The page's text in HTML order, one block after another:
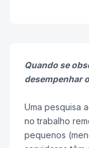
Quando se
desempenhar
Uma pesquisa
no trabalho
pequenos